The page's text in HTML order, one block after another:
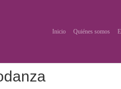
Inicio Quiénes somos